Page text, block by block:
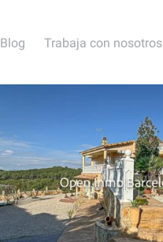
Blog Trabaja con nosotros